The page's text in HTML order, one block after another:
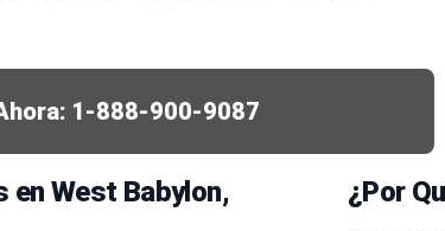
1-888-900-9087
en West Babylon,
¿Por